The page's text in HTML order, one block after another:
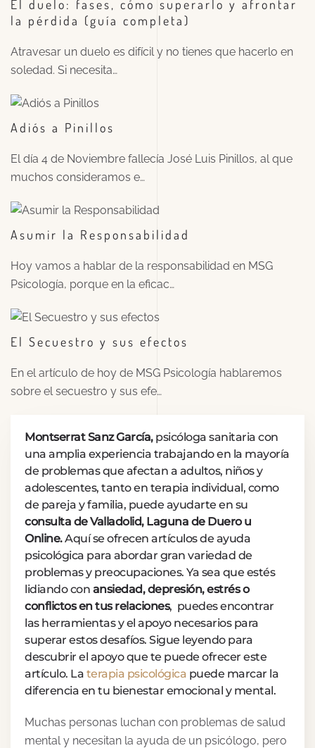
El duelo: fases, cómo superarlo y afrontar
la pérdida (guía completa)
Atravesar un duelo es difícil y no tienes que hacerlo en
soledad. Si necesita…
Adiós a Pinillos
El día 4 de Noviembre fallecía José Luis Pinillos, al que
muchos consideramos e…
Asumir la Responsabilidad
Hoy vamos a hablar de la responsabilidad en MSG
Psicología, porque en la eficac…
El Secuestro y sus efectos
En el artículo de hoy de MSG Psicología hablaremos
sobre el secuestro y sus efe…
Montserrat Sanz García,psicóloga sanitaria con
una amplia experiencia trabajando en la mayoría
de problemas que afectan a adultos, niños y
adolescentes, tanto en terapia individual, como
de pareja y familia, puede ayudarte en su
consulta de Valladolid, Laguna de Duero u
Online.Aquí se ofrecen artículos de ayuda
psicológica para abordar gran variedad de
problemas y preocupaciones. Ya sea que estés
lidiando con ansiedad, depresión, estrés o
conflictos en tus relaciones, puedes encontrar
las herramientas y el apoyo necesarios para
superar estos desafíos. Sigue leyendo para
descubrir el apoyo que te puede ofrecer este
artículo. La terapia psicológica puede marcar la
diferencia en tu bienestar emocional y mental.
Muchas personas luchan con problemas de salud
mental y necesitan la ayuda de un psicólogo, pero